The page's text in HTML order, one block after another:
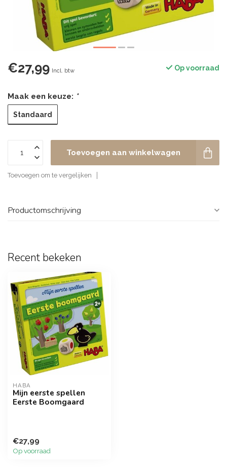
€27,99 Incl. btw Op voorraad
Maak een keuze: *
Standaard
Toevoegen aan winkelwagen
Toevoegen om te vergelijken
Productomschrijving
Recent bekeken
HABA
Mijn eerste spellen
Eerste Boomgaard
€27,99
Op voorraad